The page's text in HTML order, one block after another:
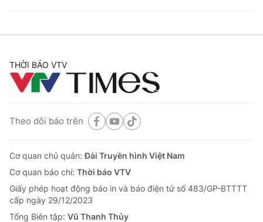
THỜI BÁO VTV
Theo dõi báo trên
Cơ quan chủ quản:Đài Truyền hình Việt Nam
Cơ quan báo chí: Thời báo VTV
Giấy phép hoạt động báo in và báo điện tử số 483/GP-BTTTT
cấp ngày 29/12/2023
Tổng Biên tập: Vũ Thanh Thủy